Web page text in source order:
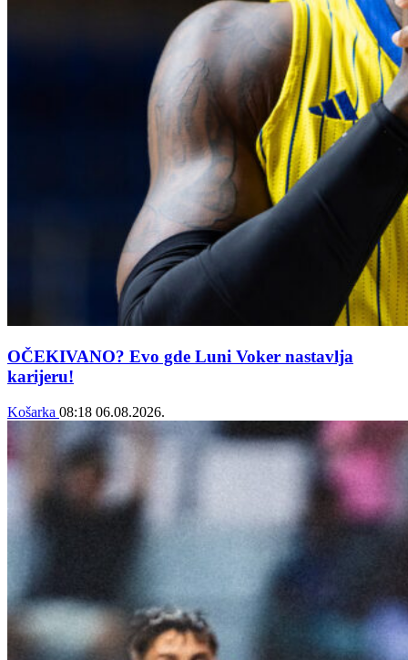
OČEKIVANO? Evo gde Luni Voker nastavlja
karijeru!
Košarka 08:18 06.08.2026.